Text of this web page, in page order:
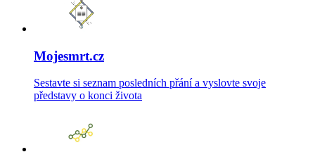
Mojesmrt.cz
Sestavte si seznam posledních přání a vyslovte svoje
představy o konci života